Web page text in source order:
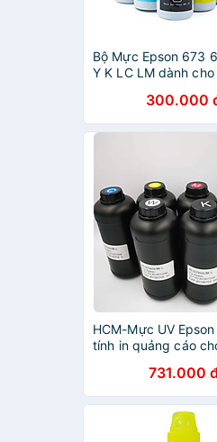
Bộ Mực Epson 673
Y K LC LM dành
1390/1400/1430/
Hàng nhập khẩu
300.000
HCM-Mực UV
tính in quảng cáo
printhead Epson DX5
I3200-U1 TX800
1390, hàng nhập
731.000